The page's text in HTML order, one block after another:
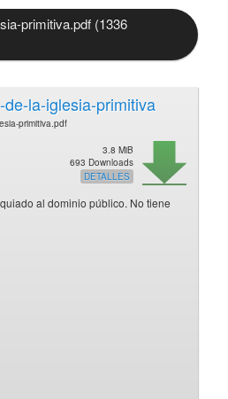
primitiva.pdf (1336
de-la-iglesia-primitiva
primitiva.pdf
3.8 MiB
693 Downloads
DETALLES
al dominio público. No tiene